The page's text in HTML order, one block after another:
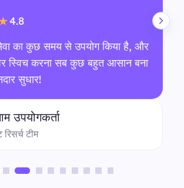
4.8
का कुछ समय से उपयोग किया है, और
स्विच करना सब कुछ बहुत आसान बना
सुधार!
उपयोगकर्ता
रिसर्च टीम